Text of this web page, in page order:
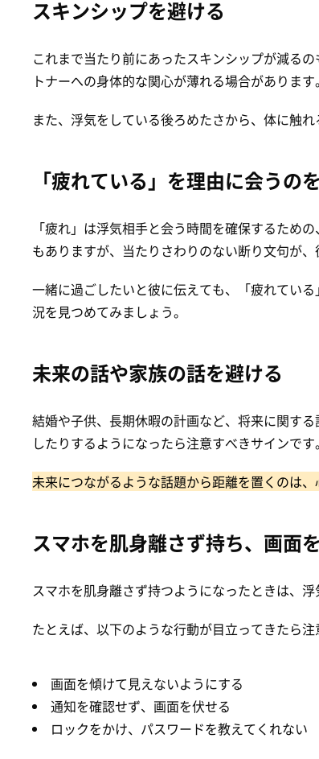
スキンシップを避ける
これまで当たり前にあったスキンシップが減る
トナーへの身体的な関心が薄れる場合があります。
また、浮気をしている後ろめたさから、体に触
「疲れている」を理由に会うの
「疲れ」は浮気相手と会う時間を確保するため
もありますが、当たりさわりのない断り文句が
一緒に過ごしたいと彼に伝えても、「疲れてい
況を見つめてみましょう。
未来の話や家族の話を避ける
結婚や子供、長期休暇の計画など、将来に関す
したりするようになったら注意すべきサインです。
未来につながるような話題から距離を置くのは
スマホを肌身離さず持ち、画面
スマホを肌身離さず持つようになったときは、浮
たとえば、以下のような行動が目立ってきたら注
画面を傾けて見えないようにする
通知を確認せず、画面を伏せる
ロックをかけ、パスワードを教えてくれない